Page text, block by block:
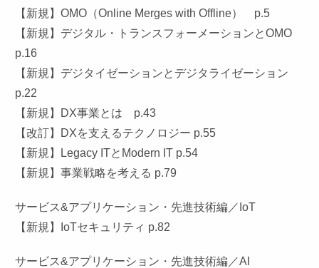
【新規】OMO（Online Merges with Offline） p.5
【新規】デジタル・トランスフォーメーションとOMO
p.16
【新規】デジタイゼーションとデジタライゼーション
p.22
【新規】DX事業とは p.43
【改訂】DXを支えるテクノロジー p.55
【新規】Legacy ITとModern IT p.54
【新規】事業戦略を考える p.79
サービス&アプリケーション・先進技術編／IoT
【新規】IoTセキュリティ p.82
サービス&アプリケーション・先進技術編／AI